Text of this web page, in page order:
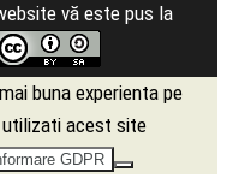
vă este pus la
buna experienta pe
acest site
GDPR